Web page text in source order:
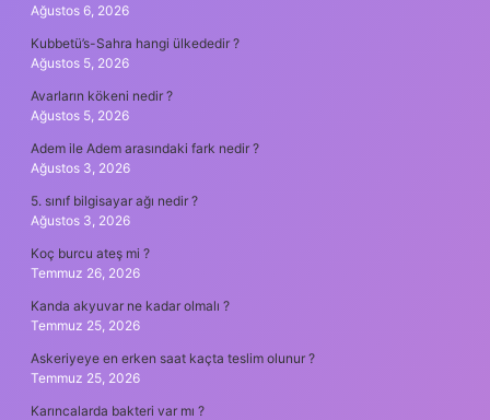
Ağustos 6, 2026
Kubbetü’s-Sahra hangi ülkededir ?
Ağustos 5, 2026
Avarların kökeni nedir ?
Ağustos 5, 2026
Adem ile Adem arasındaki fark nedir ?
Ağustos 3, 2026
5. sınıf bilgisayar ağı nedir ?
Ağustos 3, 2026
Koç burcu ateş mi ?
Temmuz 26, 2026
Kanda akyuvar ne kadar olmalı ?
Temmuz 25, 2026
Askeriyeye en erken saat kaçta teslim olunur ?
Temmuz 25, 2026
Karıncalarda bakteri var mı ?